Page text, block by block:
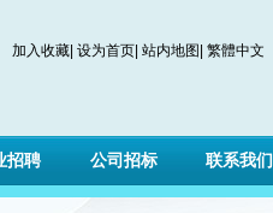
加入收藏 设为首页 站内地图 繁體中文
招聘 公司招标 联系我们